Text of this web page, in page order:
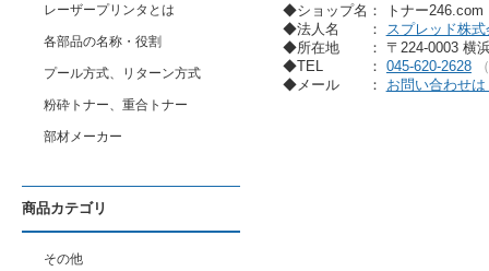
◆ショップ名： トナー
◆法人名
：
スプレッド株式
◆所在地
： 〒224-0003 横
◆TEL
： 045-620-2628
（
◆メール
： お問い合わせ
レーザープリンタとは
各部品の名称・役割
プール方式、リターン方式
粉砕トナー、重合トナー
部材メーカー
商品カテゴリ
その他